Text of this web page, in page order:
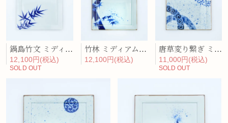
鍋島竹文 ミディアム・プレート
12,100円(税込)
SOLD OUT
竹林 ミディアム・プレート
12,100円(税込)
唐草変り繋ぎ ミディアム・プレート
11,000円(税込)
SOLD OUT